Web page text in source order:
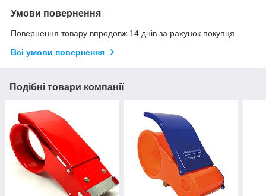
Умови повернення
Повернення товару впродовж 14 днів за рахунок покупця
Всі умови повернення
Подібні товари компанії